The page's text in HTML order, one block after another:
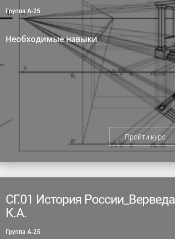
Группа А-25
Необходимые навыки
Пройти курс
СГ.01 История России_Верведа
К.А.
Группа А-25